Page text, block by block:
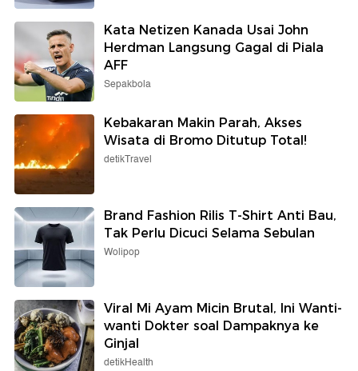
Kata Netizen Kanada Usai John
Herdman Langsung Gagal di Piala
AFF
Sepakbola
Kebakaran Makin Parah, Akses
Wisata di Bromo Ditutup Total!
detikTravel
Brand Fashion Rilis T-Shirt Anti Bau,
Tak Perlu Dicuci Selama Sebulan
Wolipop
Viral Mi Ayam Micin Brutal, Ini Wanti-
wanti Dokter soal Dampaknya ke
Ginjal
detikHealth